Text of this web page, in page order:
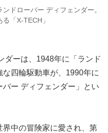
ドローバー ディフェンダー。
「X-TECH」
ダーは、1948年に「ランド
四輪駆動車が、1990年に
ー ディフェンダー」とい
中の冒険家に愛され、第